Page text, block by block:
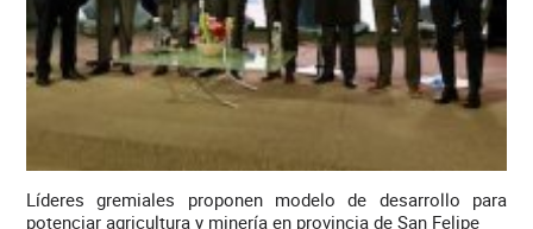
Líderes gremiales proponen modelo de desarrollo para
potenciar agricultura y minería en provincia de San Felipe